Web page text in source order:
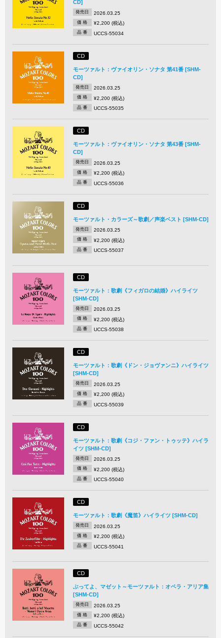
CD]
発売日 2026.03.25
価 格 ¥2,200 (税込)
品 番 UCCS-55034
CD
モーツァルト：ヴァイオリン・ソナタ 第41番 [SHM-
CD]
発売日 2026.03.25
価 格 ¥2,200 (税込)
品 番 UCCS-55035
CD
モーツァルト：ヴァイオリン・ソナタ 第43番 [SHM-
CD]
発売日 2026.03.25
価 格 ¥2,200 (税込)
品 番 UCCS-55036
CD
モーツァルト・カラーズ～歌劇／声楽ベスト [SHM-CD]
発売日 2026.03.25
価 格 ¥2,200 (税込)
品 番 UCCS-55037
CD
モーツァルト：歌劇《フィガロの結婚》ハイライツ
[SHM-CD]
発売日 2026.03.25
価 格 ¥2,200 (税込)
品 番 UCCS-55038
CD
モーツァルト：歌劇《ドン・ジョヴァンニ》ハイライツ
[SHM-CD]
発売日 2026.03.25
価 格 ¥2,200 (税込)
品 番 UCCS-55039
CD
モーツァルト：歌劇《コジ・ファン・トゥッテ》ハイラ
イツ [SHM-CD]
発売日 2026.03.25
価 格 ¥2,200 (税込)
品 番 UCCS-55040
CD
モーツァルト：歌劇《魔笛》ハイライツ [SHM-CD]
発売日 2026.03.25
価 格 ¥2,200 (税込)
品 番 UCCS-55041
CD
ぶってよ、マゼット～モーツァルト：オペラ・アリア集
[SHM-CD]
発売日 2026.03.25
価 格 ¥2,200 (税込)
品 番 UCCS-55042